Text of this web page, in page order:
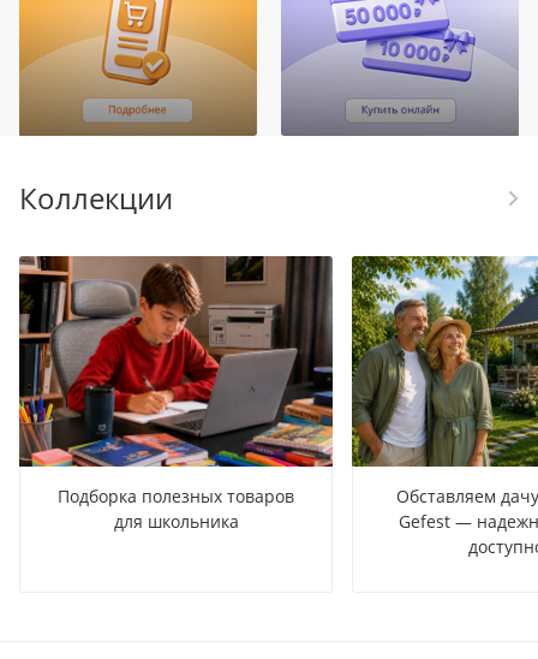
Коллекции
Подборка полезных товаров
для школьника
Обставляем
Gefest —